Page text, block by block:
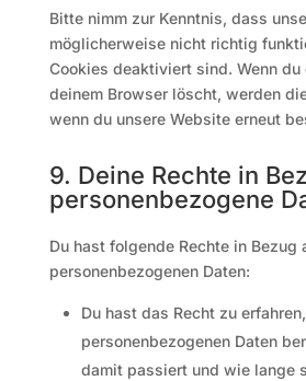
Bitte nimm zur Kenntnis, dass
möglicherweise nicht richtig
Cookies deaktiviert sind. Wenn du
deinem Browser löscht, werden
wenn du unsere Website erneut
9. Deine Rechte in
personenbezogene
Du hast folgende Rechte in Bezug
personenbezogenen Daten:
Du hast das Recht zu
personenbezogenen Daten
damit passiert und wie lange